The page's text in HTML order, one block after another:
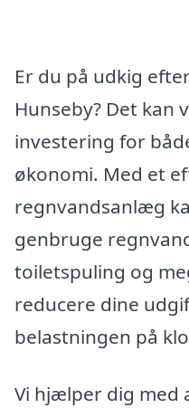
Er du på udkig
Hunseby? Det kan
investering for
økonomi. Med et
regnvandsanlæg
genbruge
toiletspuling og
reducere dine
belastningen på
Vi hjælper dig med